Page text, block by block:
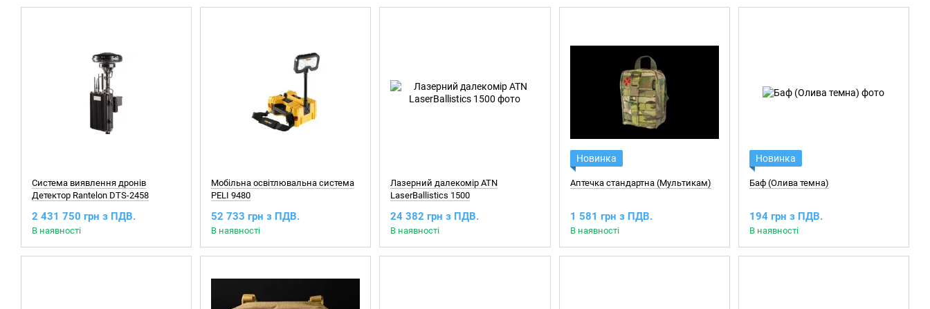
Система виявлення дронів
Детектор Rantelon DTS-2458
2 431 750 грн з ПДВ.
В наявності
Мобільна освітлювальна система
PELI 9480
52 733 грн з ПДВ.
В наявності
Лазерний далекомір ATN
LaserBallistics 1500
24 382 грн з ПДВ.
В наявності
Новинка
Аптечка стандартна (Мультикам)
1 581 грн з ПДВ.
В наявності
Новинка
Баф (Олива темна)
194 грн з ПДВ.
В наявності